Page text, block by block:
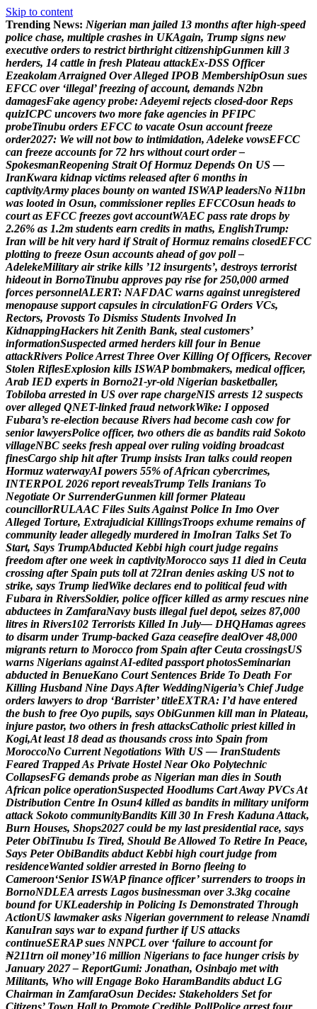
Skip to content
Trending News: Nigerian man jailed 13 months after high-speed
police chase, multiple crashes in UKAgain, Trump signs new
executive orders to restrict birthright citizenshipGunmen kill 3
herders, 14 cattle in fresh Plateau attackEx-DSS Officer
EzeakolamArraigned OverAlleged IPOB MembershipOsun sues
EFCC over ‘illegal’ freezing of account, demands N2bn
damagesFake agency probe:Adeyemi rejects closed-door Reps
quizICPC uncovers two more fake agencies in PFIPC
probeTinubu orders EFCC to vacate Osun account freeze
order2027: We will not bow to intimidation, Adeleke vowsEFCC
can freeze accounts for 72 hrs without court order –
SpokesmanReopening Strait Of Hormuz Depends On US —
IranKwara kidnap victims released after 6 months in
captivityArmy places bounty on wanted ISWAP leadersNo ₦11bn
was looted in Osun, commissioner replies EFCCOsun heads to
court as EFCC freezes govt accountWAEC pass rate drops by
2.26% as 1.2m students earn credits in maths, EnglishTrump:
Iran will be hit very hard if Strait of Hormuz remains closedEFCC
plotting to freeze Osun accounts ahead of gov poll –
AdelekeMilitary air strike kills ’12 insurgents’, destroys terrorist
hideout in BornoTinubu approves pay rise for 250,000 armed
forces personnelALERT: NAFDAC warns against unregistered
menopause support capsules in circulationFG Orders VCs,
Rectors, Provosts To Dismiss Students Involved In
KidnappingHackers hit Zenith Bank, steal customers’
informationSuspected armed herders kill four in Benue
attackRivers PoliceArrest Three Over Killing Of Officers, Recover
Stolen RiflesExplosion kills ISWAP bombmakers, medical officer,
Arab IED experts in Borno21-yr-old Nigerian basketballer,
Tobiloba arrested in US over rape chargeNIS arrests 12 suspects
over alleged QNET-linked fraud networkWike: I opposed
Fubara’s re-election because Rivers had become cash cow for
senior lawyersPolice officer, two others die as bandits raid Sokoto
villageNBC seeks fresh appeal over ruling voiding broadcast
finesCargo ship hit after Trump insists Iran talks could reopen
Hormuz waterwayAI powers 55% ofAfrican cybercrimes,
INTERPOL 2026 report revealsTrump Tells Iranians To
Negotiate Or SurrenderGunmen kill former Plateau
councillorRULAAC Files SuitsAgainst Police In Imo Over
Alleged Torture, Extrajudicial KillingsTroops exhume remains of
community leader allegedly murdered in ImoIran Talks Set To
Start, Says TrumpAbducted Kebbi high court judge regains
freedom after one week in captivityMorocco says 11 died in Ceuta
crossing after Spain puts toll at 72Iran denies asking US not to
strike, says Trump liedWike declares end to political feud with
Fubara in RiversSoldier, police officer killed as army rescues nine
abductees in ZamfaraNavy busts illegal fuel depot, seizes 87,000
litres in Rivers102 Terrorists Killed In July— DHQHamas agrees
to disarm under Trump-backed Gaza ceasefire dealOver 48,000
migrants return to Morocco from Spain after Ceuta crossingsUS
warns Nigerians againstAI-edited passport photosSeminarian
abducted in BenueKano Court Sentences Bride To Death For
Killing Husband Nine DaysAfter WeddingNigeria’s Chief Judge
orders lawyers to drop ‘Barrister’ titleEXTRA: I’d have entered
the bush to free Oyo pupils, says ObiGunmen kill man in Plateau,
injure pastor, two others in fresh attacksCatholic priest killed in
Kogi,At least 18 dead as thousands cross into Spain from
MoroccoNo Current Negotiations With US — IranStudents
Feared TrappedAs Private Hostel Near Oko Polytechnic
CollapsesFG demands probe as Nigerian man dies in South
African police operationSuspected Hoodlums CartAway PVCsAt
Distribution Centre In Osun4 killed as bandits in military uniform
attack Sokoto communityBandits Kill 30 In Fresh KadunaAttack,
Burn Houses, Shops2027 could be my last presidential race, says
Peter ObiTinubu Is Tired, Should BeAllowed To Retire In Peace,
Says Peter ObiBandits abduct Kebbi high court judge from
residenceWanted soldier arrested in Borno fleeing to
Cameroon‘Senior ISWAP finance officer’ surrenders to troops in
BornoNDLEA arrests Lagos businessman over 3.3kg cocaine
bound for UKLeadership in Policing Is Demonstrated Through
ActionUS lawmaker asks Nigerian government to release Nnamdi
KanuIran says war to expand further if US attacks
continueSERAP sues NNPCL over ‘failure to account for
₦211trn oil money’16 million Nigerians to face hunger crisis by
January 2027 – ReportGumi: Jonathan, Osinbajo met with
Militants, Who will Engage Boko HaramBandits abduct LG
Chairman in ZamfaraOsun Decides: Stakeholders Set for
Citizens’ Town Hall to Promote Credible PollPolice arrest four